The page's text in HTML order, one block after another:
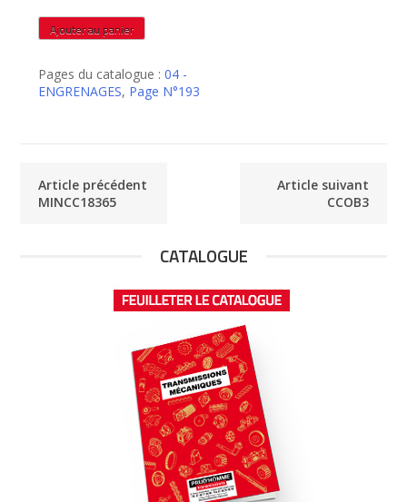
quantité
de
Ajouter au panier
Pages du catalogue :04 -
ENGRENAGES, Page N°193
Article précédent
MINCC18365
Article suivant
CCOB3
CATALOGUE